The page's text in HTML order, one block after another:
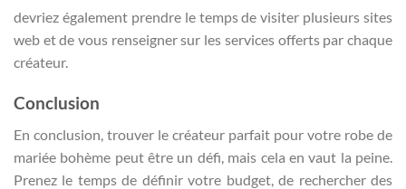
devriez également prendre le temps de visiter plusieurs sites
web et de vous renseigner sur les services offerts par chaque
créateur.
Conclusion
En conclusion, trouver le créateur parfait pour votre robe de
mariée bohème peut être un défi, mais cela en vaut la peine.
Prenez le temps de définir votre budget, de rechercher des